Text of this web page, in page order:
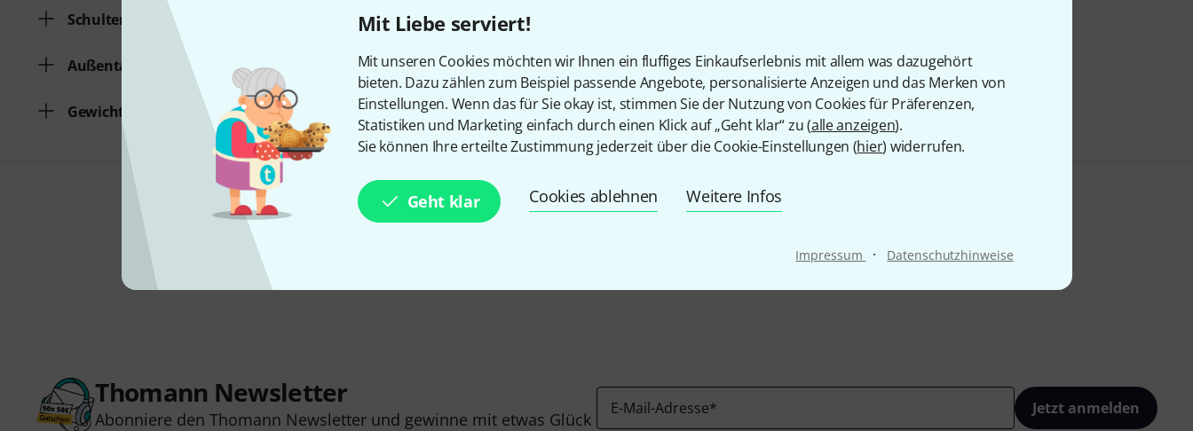
Mit Liebe serviert!
Mit unseren Cookies möchten wir Ihnen ein fluffiges Einkaufserlebnis mit allem was dazugehört
bieten. Dazu zählen zum Beispiel passende Angebote, personalisierte Anzeigen und das Merken von
Einstellungen. Wenn das für Sie okay ist, stimmen Sie der Nutzung von Cookies für Präferenzen,
Statistiken und Marketing einfach durch einen Klick auf „Geht klar“ zu (alle anzeigen).
Sie können Ihre erteilte Zustimmung jederzeit über die Cookie-Einstellungen (hier) widerrufen.
Geht klar Cookies ablehnen Weitere Infos
Impressum · Datenschutzhinweise
Schultergurt
Außentasche
Gewicht
Gefällt Ihnen, was Sie sehen?
Thomann Newsletter
Abonniere den Thomann Newsletter und gewinne mit etwas Glück
E-Mail-Adresse* Jetzt anmelden